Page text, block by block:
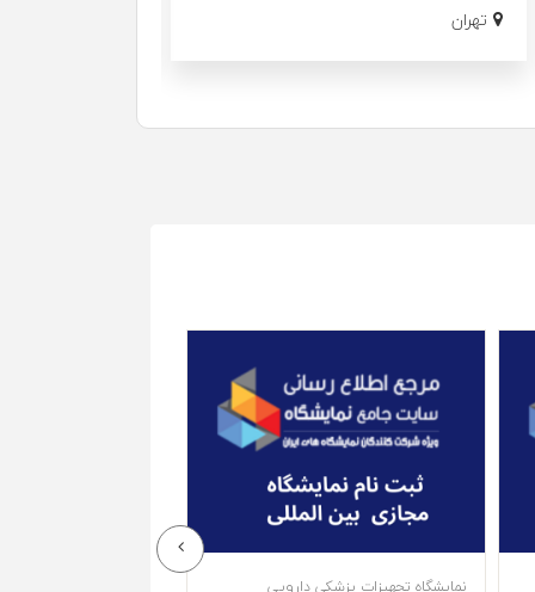
تهران
نمایشگاه تجهیزات پزشکی دارویی